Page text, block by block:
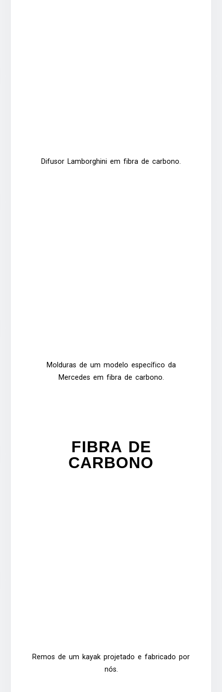
Difusor Lamborghini em fibra de carbono.
Molduras de um modelo específico da
Mercedes em fibra de carbono.
FIBRA DE
CARBONO
Remos de um kayak projetado e fabricado por
nós.